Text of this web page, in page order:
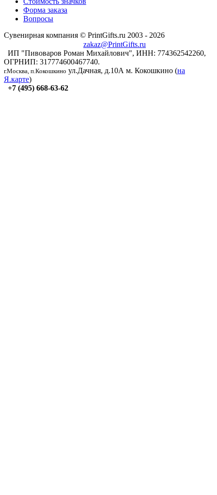
Форма заказа
Вопросы
Сувенирная компания © PrintGifts.ru 2003 - 2026
zakaz@PrintGifts.ru
ИП "Пивоваров Роман Михайлович", ИНН: 774362542260,
ОГРНИП: 317774600467740.
г.Москва, п.Кокошкино ул.Дачная, д.10А м. Кокошкино (на
Я.карте)
+7 (495) 668-63-62